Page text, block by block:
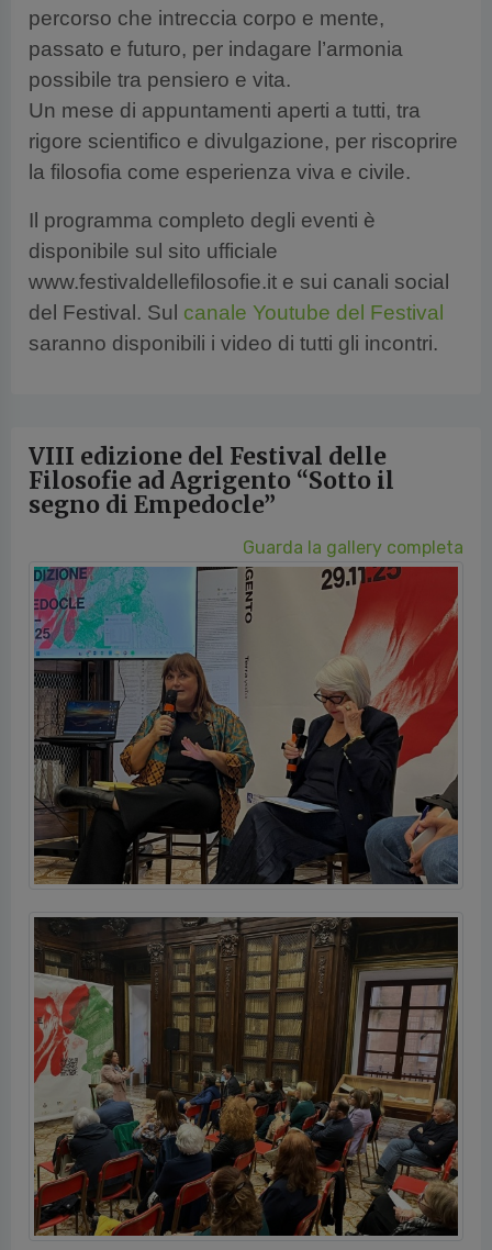
percorso che intreccia corpo e mente,
passato e futuro, per indagare l’armonia
possibile tra pensiero e vita.
Un mese di appuntamenti aperti a tutti, tra
rigore scientifico e divulgazione, per riscoprire
la filosofia come esperienza viva e civile.
Il programma completo degli eventi è
disponibile sul sito ufficiale
www.festivaldellefilosofie.it e sui canali social
del Festival. Sul canale Youtube del Festival
saranno disponibili i video di tutti gli incontri.
VIII edizione del Festival delle
Filosofie ad Agrigento “Sotto il
segno di Empedocle”
Guarda la gallery completa